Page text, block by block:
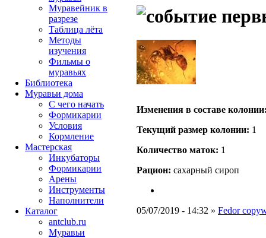
Изменения в составе
Текущий размер кoлонии: 1
Количество маток: 1
Рацион: сахарный сироп
05/07/2019 - 14:32 » Fedor
Муравейник в
разрезе
Таблица лёта
Методы
изучения
Фильмы о
муравьях
Библиотека
Муравьи дома
С чего начать
Формикарии
Условия
Кормление
Мастерская
Инкубаторы
Формикарии
Арены
Инструменты
Наполнители
Каталог
antclub.ru
Муравьи